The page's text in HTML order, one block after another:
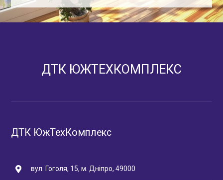
ДТК ЮЖТЕХКОМПЛЕКС
ДТК ЮжТехКомплекс
вул. Гоголя, 15, м. Дніпро, 49000